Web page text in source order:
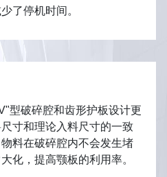
了停机时间。
型破碎腔和齿形护板设计更
寸和理论入料尺寸的一致
料在破碎腔内不会发生堵
化，提高颚板的利用率。